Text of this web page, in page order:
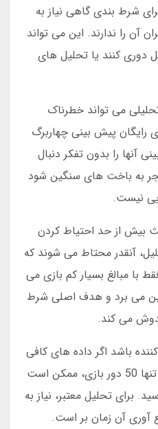
شرط بندی گاهی نیاز به
آن را ندارند. این می تواند
دوری کنند یا تحلیل های
می تواند خطرناک
رایگان پیش بینی چهاربرگ
آنها را بدون تفکر دنبال
به باخت های سنگین شود
نیست.
بیش از حد احتیاط کردن
آنقدر محتاط می شوند که
با مبالغ بسیار کم بازی می
بین می برد و هدف اصلی شرط
می کند.
باشد اگر داده های کافی
وجود نداشته باشد. با تحلیل تنها 50 دور بازی، ممکن است
برای تحلیل معتبر، نیاز به
آن زمان بر است.